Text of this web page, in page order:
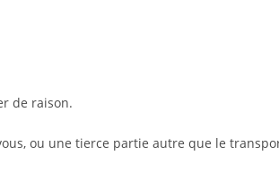
de raison.
ou une tierce partie autre que le